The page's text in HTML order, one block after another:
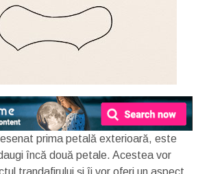
prima petală exterioară, este
încă două petale. Acestea vor
trandafirului și îi vor oferi un aspect